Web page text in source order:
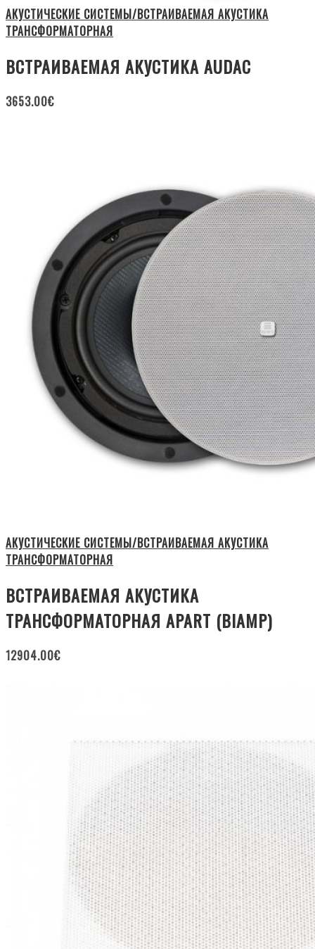
АКУСТИЧЕСКИЕ СИСТЕМЫ/ВСТРАИВАЕМАЯ АКУСТИКА
ТРАНСФОРМАТОРНАЯ
ВСТРАИВАЕМАЯ АКУСТИКА AUDAC
3653.00€
АКУСТИЧЕСКИЕ СИСТЕМЫ/ВСТРАИВАЕМАЯ АКУСТИКА
ТРАНСФОРМАТОРНАЯ
ВСТРАИВАЕМАЯ АКУСТИКА
ТРАНСФОРМАТОРНАЯ APART (BIAMP)
12904.00€